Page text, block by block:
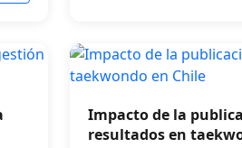
Impacto de la
resultados en